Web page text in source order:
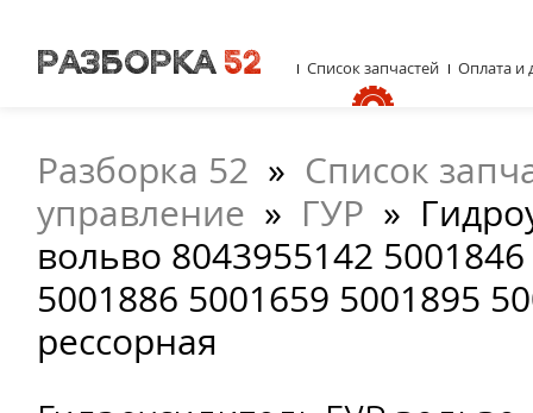
Разборка 52 » Список
управление » ГУР »
вольво 8043955142
5001886 5001659 5001895
рессорная
Список запчастей Оплата и